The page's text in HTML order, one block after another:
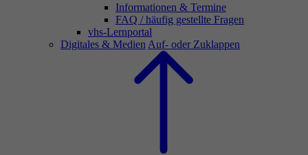
Informationen & Termine
FAQ / häufig gestellte Fragen
vhs-Lernportal
Digitales & Medien Auf- oder Zuklappen